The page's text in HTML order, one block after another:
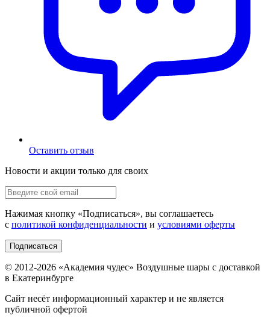
Оставить отзыв
Новости и акции только для своих
Нажимая кнопку «Подписаться», вы соглашаетесь
с политикой конфиденциальности и условиями оферты
Подписаться
© 2012-2026 «Академия чудес» Воздушные шары с доставкой
в Екатеринбурге
Сайт несёт информационный характер и не является
публичной офертой